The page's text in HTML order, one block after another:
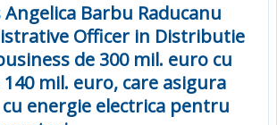
Barbu Raducanu
Officer in Distributie
de 300 mil. euro cu
140 mil. euro, care asigura
energie electrica pentru